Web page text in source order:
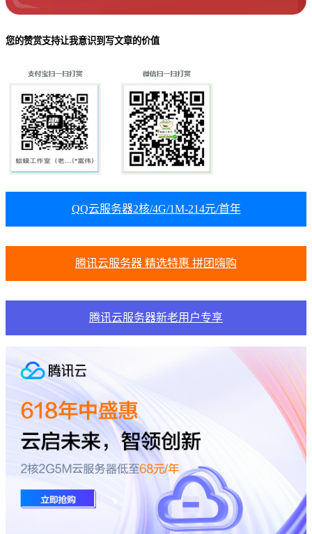
您的赞赏支持让我意识到写文章的价值
QQ云服务器2核/4G/1M-214元/首年
腾讯云服务器 精选特惠 拼团嗨购
腾讯云服务器新老用户专享